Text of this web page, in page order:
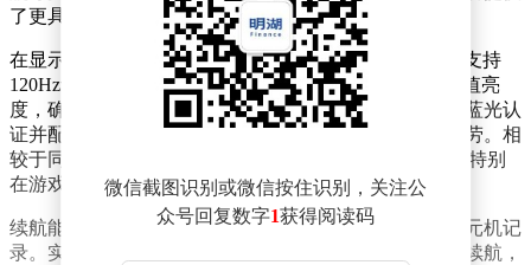
了更具竞争力的选择。
在显示技术方面，Redmi 15A搭载6.7英寸LCD全面屏，支持
120Hz动态刷新率与240Hz触控采样率，配合810尼特峰值亮
度，确保户外强光环境下仍能清晰显示。该屏幕通过低蓝光认
证并配备护眼模式，有效缓解长时间使用带来的视觉疲劳。相
较于同价位普遍采用的60Hz屏幕，其流畅度提升显著，特别
在游戏操作和动态画面显示中优势突出。
续航能力成为该机最大亮点，6300mAh电池容量刷新千元机记
录。实测数据显示，轻度使用场景下可实现48小时持续续航，
微信截图识别或微信按住识别，关注公
众号回复数字1获得阅读码